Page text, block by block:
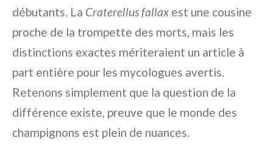
débutants. La Craterellus fallax est une cousine
proche de la trompette des morts, mais les
distinctions exactes mériteraient un article à
part entière pour les mycologues avertis.
Retenons simplement que la question de la
différence existe, preuve que le monde des
champignons est plein de nuances.